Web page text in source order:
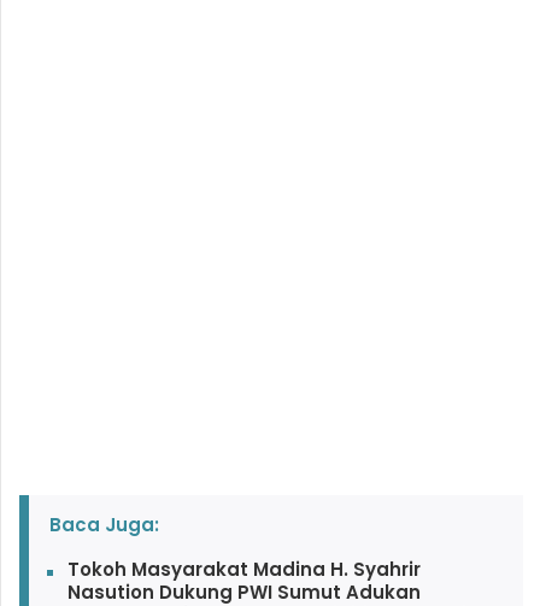
Baca Juga:
Tokoh Masyarakat Madina H. Syahrir
Nasution Dukung PWI Sumut Adukan